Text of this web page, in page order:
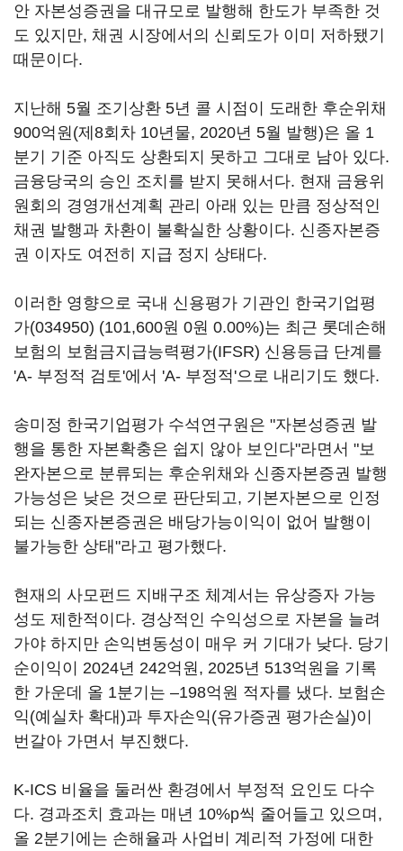
안 자본성증권을 대규모로 발행해 한도가 부족한 것
도 있지만, 채권 시장에서의 신뢰도가 이미 저하됐기
때문이다.
지난해 5월 조기상환 5년 콜 시점이 도래한 후순위채
900억원(제8회차 10년물, 2020년 5월 발행)은 올 1
분기 기준 아직도 상환되지 못하고 그대로 남아 있다.
금융당국의 승인 조치를 받지 못해서다. 현재 금융위
원회의 경영개선계획 관리 아래 있는 만큼 정상적인
채권 발행과 차환이 불확실한 상황이다. 신종자본증
권 이자도 여전히 지급 정지 상태다.
이러한 영향으로 국내 신용평가 기관인 한국기업평
가(034950) (101,600원 0원 0.00%)는 최근 롯데손해
보험의 보험금지급능력평가(IFSR) 신용등급 단계를
'A- 부정적 검토'에서 'A- 부정적'으로 내리기도 했다.
송미정 한국기업평가 수석연구원은 "자본성증권 발
행을 통한 자본확충은 쉽지 않아 보인다"라면서 "보
완자본으로 분류되는 후순위채와 신종자본증권 발행
가능성은 낮은 것으로 판단되고, 기본자본으로 인정
되는 신종자본증권은 배당가능이익이 없어 발행이
불가능한 상태"라고 평가했다.
현재의 사모펀드 지배구조 체계서는 유상증자 가능
성도 제한적이다. 경상적인 수익성으로 자본을 늘려
가야 하지만 손익변동성이 매우 커 기대가 낮다. 당기
순이익이 2024년 242억원, 2025년 513억원을 기록
한 가운데 올 1분기는 –198억원 적자를 냈다. 보험손
익(예실차 확대)과 투자손익(유가증권 평가손실)이
번갈아 가면서 부진했다.
K-ICS 비율을 둘러싼 환경에서 부정적 요인도 다수
다. 경과조치 효과는 매년 10%p씩 줄어들고 있으며,
올 2분기에는 손해율과 사업비 계리적 가정에 대한